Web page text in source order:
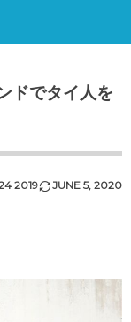
ドでタイ人を
2019 JUNE 5, 2020